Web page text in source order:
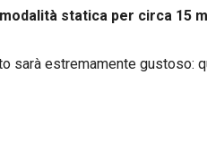
statica per circa 15
sarà estremamente gustoso: